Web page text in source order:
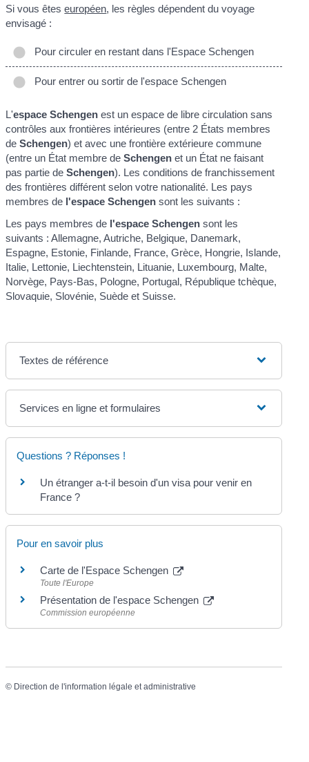
Si vous êteseuropéen, les règles dépendent du voyage
envisagé :
Pour circuler en restant dans l'Espace Schengen
Pour entrer ou sortir de l'espace Schengen
L'espace Schengen est un espace de libre circulation sans
contrôles aux frontières intérieures (entre 2 États membres
deSchengen) et avec une frontière extérieure commune
(entre un État membre deSchengen et un État ne faisant
pas partie deSchengen). Les conditions de franchissement
des frontières différent selon votre nationalité. Les pays
membres de l'espace Schengen sont les suivants :
Les pays membres de l'espace Schengen sont les
suivants : Allemagne, Autriche, Belgique, Danemark,
Espagne, Estonie, Finlande, France, Grèce, Hongrie, Islande,
Italie, Lettonie, Liechtenstein, Lituanie, Luxembourg, Malte,
Norvège, Pays-Bas, Pologne, Portugal, République tchèque,
Slovaquie, Slovénie, Suède et Suisse.
Textes de référence
Services en ligne et formulaires
Questions ? Réponses !
Un étranger a-t-il besoin d'un visa pour venir en
France ?
Pour en savoir plus
Carte de l'Espace Schengen
Toute l'Europe
Présentation de l'espace Schengen
Commission européenne
© Direction de l'information légale et administrative